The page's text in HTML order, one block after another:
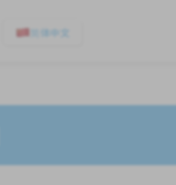
简体中文